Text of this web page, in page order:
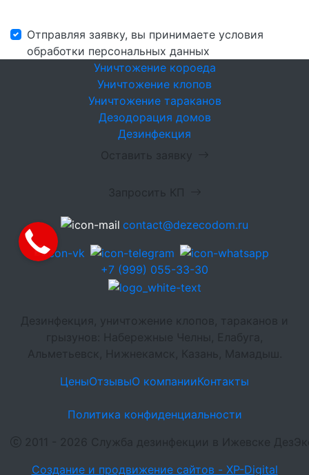
Отправляя заявку, вы принимаете условия
обработки персональных данных
Уничтожение короеда
Уничтожение клопов
Уничтожение тараканов
Дезодорация домов
Дезинфекция
Дезинфекция, уничтожение клопов, тараканов и
грызунов: Набережные Челны, Елабуга,
Альметьевск, Нижнекамск, Казань, Мамадыш.
Оставить заявку
Запросить КП
contact@dezecodom.ru
+7 (999) 055-33-30
ЦеныОтзывыО компанииКонтакты
Политика конфиденциальности
2011 - 2026 Служба дезинфекции в Ижевске
Создание и продвижение сайтов - XP-Digital